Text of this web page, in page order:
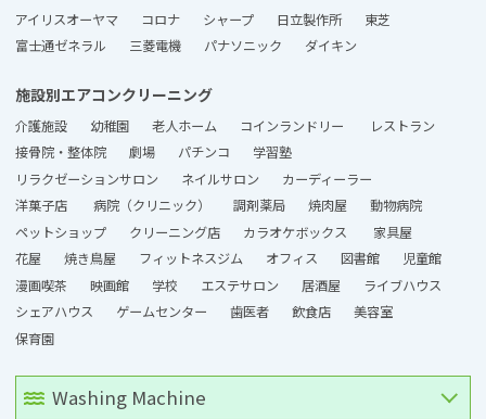
アイリスオーヤマ コロナ シャープ 日立製作所
東芝
富士通ゼネラル
三菱電機 パナソニック ダイキン
施設別エアコンクリーニング
介護施設 幼稚園 老人ホーム コインランドリー
レストラン
接骨院・整体院
劇場 パチンコ
学習塾
リラクゼーションサロン
ネイルサロン
カーディーラー
洋菓子店
病院（クリニック） 調剤薬局 焼肉屋
動物病院
ペットショップ
クリーニング店 カラオケボックス
家具屋
花屋
焼き鳥屋 フィットネスジム オフィス 図書館
児童館
漫画喫茶
映画館 学校 エステサロン 居酒屋
ライブハウス
シェアハウス
ゲームセンター 歯医者 飲食店
美容室
保育園
Washing Machine